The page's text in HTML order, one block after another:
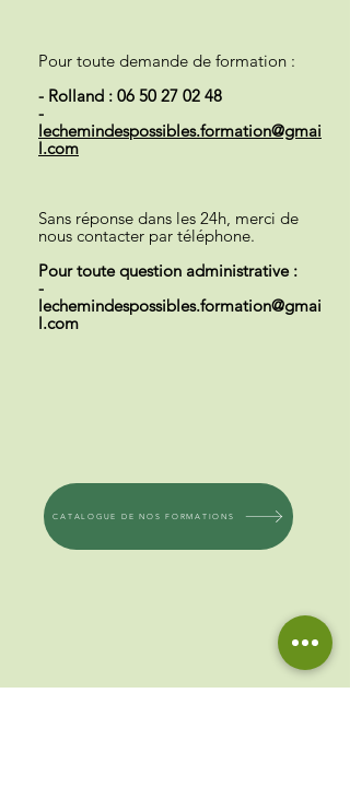
Pour toute demande de formation :
- Rolland : 06 50 27 02 48
-
lechemindespossibles.formation@gmai
l.com
Sans réponse dans les 24h, merci de
nous contacter par téléphone.
Pour toute question administrative :
-
lechemindespossibles.formation@gmai
l.com
CATALOGUE DE NOS FORMATIONS